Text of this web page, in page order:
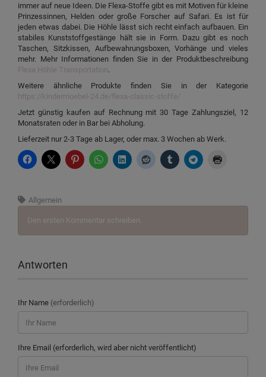
immer auf neue Ideen. Die Flexa-Stoffe gibt es mit Motiven für kleine
Prinzessinnen, Helden oder große Forscher auf Safari. Es ist für
jeden etwas dabei. Die Höhle lässt sich recht einfach aufbauen. Ein
stabiles Kunststoffgestänge hält sie in Form. Dazu gibt es noch
Taschen, Sitzkissen, Aufbewahrungsboxen, Vorhänge und vieles
mehr. Mehr Informationen finden Sie in der Produktbeschreibung
Flexa Höhle Transportation.
Weitere ähnliche Produkte finden Sie in der Kategorie
https://kindermoebel-24.de/flexa-classic-stoffe/
Jetzt günstig kaufen auf Rechnung mit 30 Tage Zahlungsziel, 12
Monatsraten oder in Bar bei Abholung.
Lieferzeit nur 2-3 Tage ab Lager, oder max. 3 Wochen ab Werk.
Allgemein
Den ersten Kommentar schreiben.
Antworten
Ihr Name (erforderlich)
Ihre Email (erforderlich, wird aber nicht veröffentlicht)